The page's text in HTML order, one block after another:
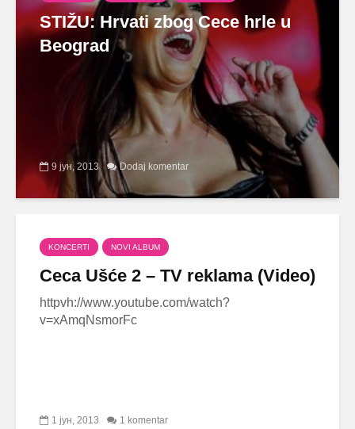
STIŽU: Hrvati zbog Cece hrle u
Beograd
9 јун, 2013 Dodaj komentar
KONCERTI NOVI ALBUM
Ceca Ušće 2 – TV reklama (Video)
httpvh://www.youtube.com/watch?
v=xAmqNsmorFc
1 јун, 2013 1 komentar